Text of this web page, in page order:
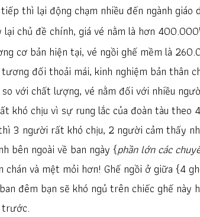
thì lại động chạm nhiều đến ngành giáo
lại chủ đề chính, giá vé nằm là hơn 400.000
cơ bản hiện tại, vé ngồi ghế mềm là
đối thoải mái, kinh nghiệm bản thân
với chất lượng, vé nằm đối với nhiều
khó chịu vì sự rung lắc của đoàn tàu theo
3 người rất khó chịu, 2 người cảm thấy
bên ngoài về ban ngày {phần lớn các
và mệt mỏi hơn! Ghế ngồi ở giữa {4
đêm bạn sẽ khó ngủ trên chiếc ghế này
trước.